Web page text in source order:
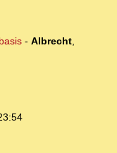
- Albrecht,